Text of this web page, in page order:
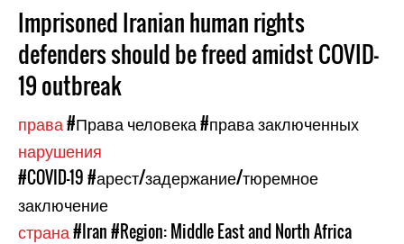
Imprisoned Iranian human rights
defenders should be freed amidst COVID-
19 outbreak
права#Права человека#права заключенных
нарушения
#COVID-19#арест/задержание/тюремное
заключение
страна#Iran#Region: Middle East and North Africa